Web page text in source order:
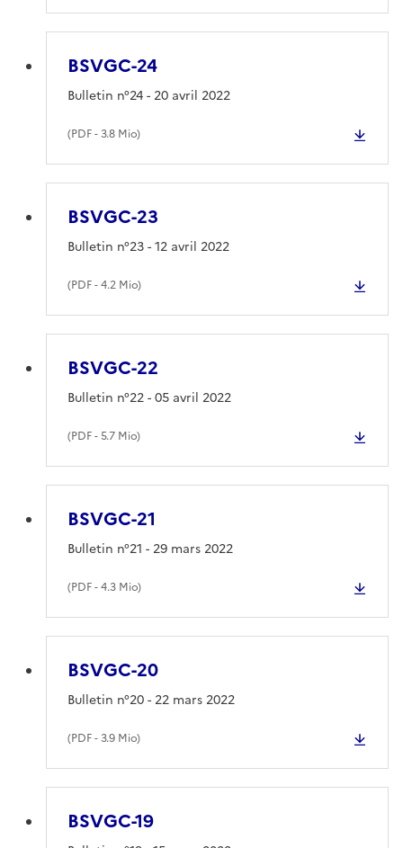
BSVGC-24
(PDF- 3.8 Mio)
Bulletin n°24 - 20 avril 2022
BSVGC-23
(PDF- 4.2 Mio)
Bulletin n°23 - 12 avril 2022
BSVGC-22
(PDF- 5.7 Mio)
Bulletin n°22 - 05 avril 2022
BSVGC-21
(PDF- 4.3 Mio)
Bulletin n°21 - 29 mars 2022
BSVGC-20
(PDF- 3.9 Mio)
Bulletin n°20 - 22 mars 2022
BSVGC-19